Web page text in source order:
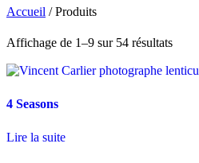
Accueil / Produits
Affichage de 1–9 sur 54 résultats
4 Seasons
Lire la suite